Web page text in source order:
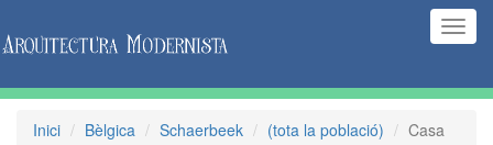
Inici Bèlgica Schaerbeek (tota la població) Casa